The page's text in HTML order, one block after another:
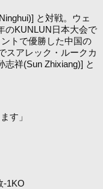
と対戦。ウェ
のKUNLUN日本大会で
トで優勝した中国の
スアレック・ルークカ
志祥(Sun Zhixiang)] と
す」
-1KO